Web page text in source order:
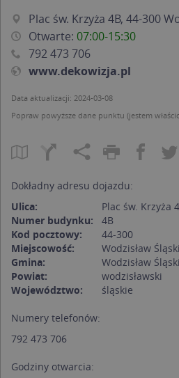
Plac św. Krzyża 4B, 44-300
Otwarte: 07:00-15:30
792 473 706
www.dekowizja.pl
Data aktualizacji: 2024-03-08
Popraw powyższe dane punktu (jestem
Dokładny adresu dojazdu:
Ulica:
Plac św. Krzyża
Numer budynku:
4B
Kod pocztowy:
44-300
Miejscowość:
Wodzisław Śląski
Gmina:
Wodzisław Śląski
Powiat:
wodzisławski
Województwo:
śląskie
Numery telefonów:
792 473 706
Godziny otwarcia: